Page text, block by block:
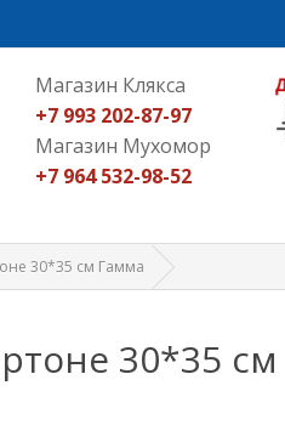
Магазин Клякса
+7 993 202-87-97
Магазин Мухомор
+7 964 532-98-52
30*35 см Гамма
30*35